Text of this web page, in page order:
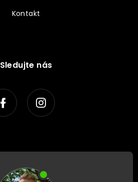
Kontakt
Sledujte nás